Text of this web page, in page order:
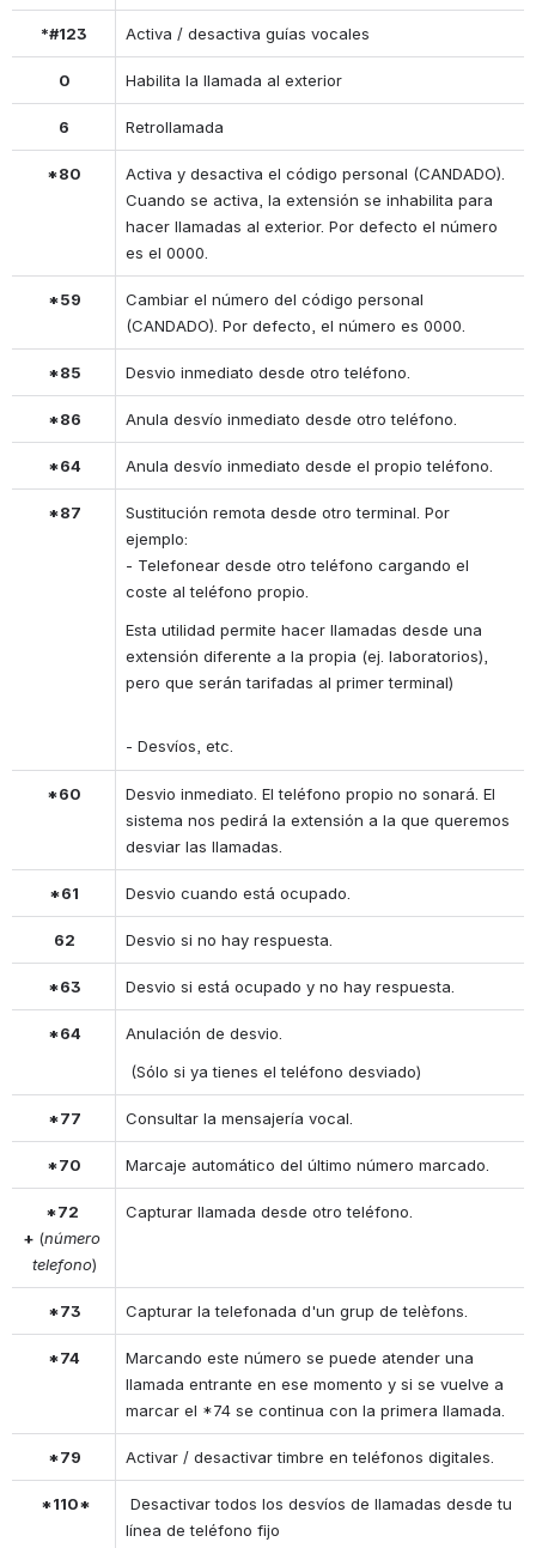
*#123 Activa / desactiva guías vocales
0 Habilita la llamada al exterior
6 Retrollamada
*80
Activa y desactiva el código personal (CANDADO).
Cuando se activa, la extensión se inhabilita para
hacer llamadas al exterior. Por defecto el número
es el 0000.
*59
Cambiar el número del código personal
(CANDADO). Por defecto, el número es 0000.
*85 Desvio inmediato desde otro teléfono.
*86 Anula desvío inmediato desde otro teléfono.
*64 Anula desvío inmediato desde el propio teléfono.
*87
Sustitución remota desde otro terminal. Por
ejemplo:
- Telefonear desde otro teléfono cargando el
coste al teléfono propio.
Esta utilidad permite hacer llamadas desde una
extensión diferente a la propia (ej. laboratorios),
pero que serán tarifadas al primer terminal)
- Desvíos, etc.
*60 Desvio inmediato. El teléfono propio no sonará. El
sistema nos pedirá la extensión a la que queremos
desviar las llamadas.
*61 Desvio cuando está ocupado.
62 Desvio si no hay respuesta.
*63 Desvio si está ocupado y no hay respuesta.
*64
Anulación de desvio.
(Sólo si ya tienes el teléfono desviado)
*77 Consultar la mensajería vocal.
*70 Marcaje automático del último número marcado.
*72
+ (número
telefono)
Capturar llamada desde otro teléfono.
*73 Capturar la telefonada d'un grup de telèfons.
*74
Marcando este número se puede atender una
llamada entrante en ese momento y si se vuelve a
marcar el *74 se continua con la primera llamada.
*79 Activar / desactivar timbre en teléfonos digitales.
*110*
Desactivar todos los desvíos de llamadas desde tu
línea de teléfono fijo